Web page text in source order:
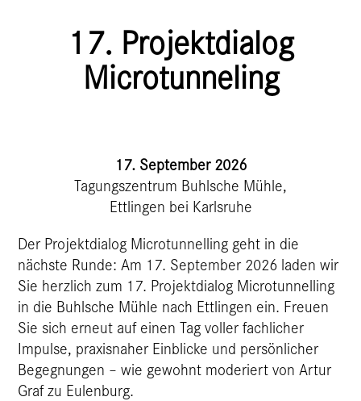
17. Projektdialog
Microtunneling
17. September 2026
Tagungszentrum Buhlsche Mühle,
Ettlingen bei Karlsruhe
Der Projektdialog Microtunnelling geht in die
nächste Runde: Am 17. September 2026 laden wir
Sie herzlich zum 17. Projektdialog Microtunnelling
in die Buhlsche Mühle nach Ettlingen ein. Freuen
Sie sich erneut auf einen Tag voller fachlicher
Impulse, praxisnaher Einblicke und persönlicher
Begegnungen – wie gewohnt moderiert von Artur
Graf zu Eulenburg.